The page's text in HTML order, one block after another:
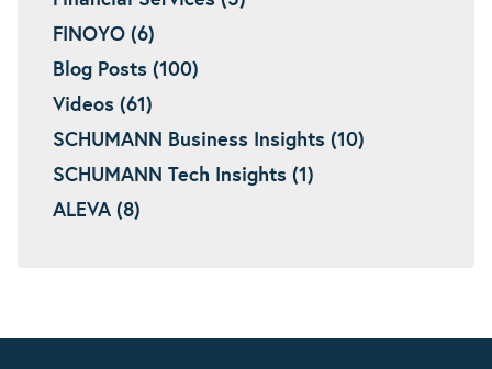
FINOYO (6)
Blog Posts (100)
Videos (61)
SCHUMANN Business Insights (10)
SCHUMANN Tech Insights (1)
ALEVA (8)